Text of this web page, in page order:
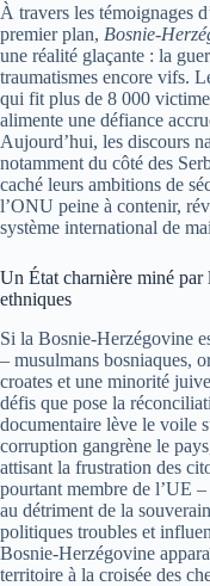
À travers les témoignages
premier plan, Bosnie-
une réalité glaçante : la
traumatismes encore vifs.
qui fit plus de 8 000
alimente une défiance
Aujourd’hui, les discours
notamment du côté des
caché leurs ambitions de
l’ONU peine à contenir,
système international de
Un État charnière miné par
ethniques
Si la Bosnie-Herzégovine
– musulmans bosniaques,
croates et une minorité
défis que pose la
documentaire lève le voile
corruption gangrène le
attisant la frustration des
pourtant membre de l’UE –
au détriment de la
politiques troubles et
Bosnie-Herzégovine
territoire à la croisée des